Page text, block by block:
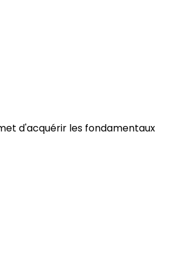
d'acquérir les fondamentaux